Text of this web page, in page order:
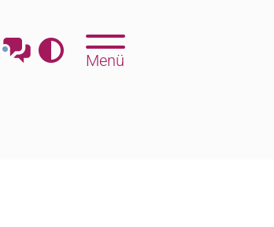
Gottesdienste
Menü